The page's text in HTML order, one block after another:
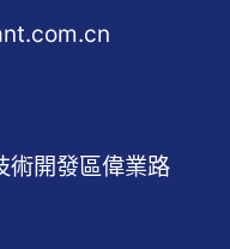
術開發區偉業路